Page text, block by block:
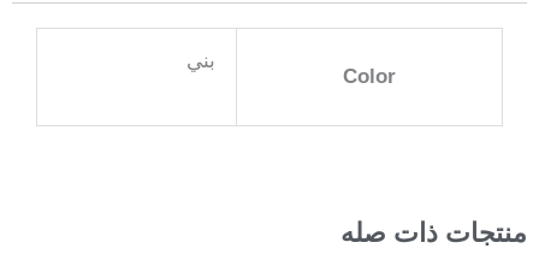
Color
بني
منتجات ذات صله